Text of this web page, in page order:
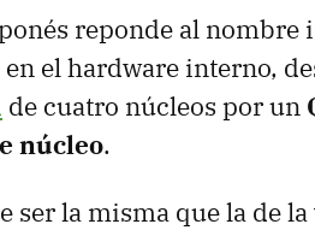
reponde al nombre
el hardware interno,
de cuatro núcleos por un
núcleo.
ser la misma que la de